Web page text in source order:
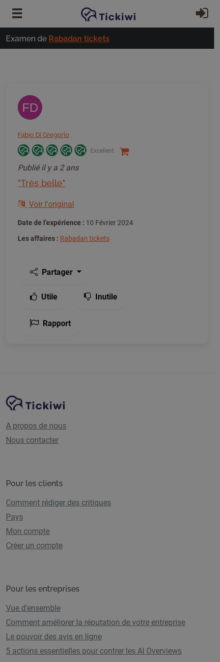
Passer au contenu principal
Examen de Rabadan tickets
FD
Fabio Di Gregorio
Excellent
Publiéil y a 2 ans
"Très belle"
Voir l'original
Date de l'expérience : 10 Février 2024
Les affaires : Rabadan tickets
Partager
Utile Inutile
Rapport
Navigation du sitePlate-forme Tickiwi
A propos de nous
Nous contacter
Pour les clients
Comment rédiger des critiques
Pays
Mon compte
Créer un compte
Pour les entreprises
Vue d'ensemble
Comment améliorer la réputation de votre entreprise
Le pouvoir des avis en ligne
5 actions essentielles pour contrer les AI Overviews